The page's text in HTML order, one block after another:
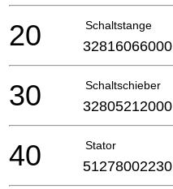
Schaltstange
20 32816066000
Schaltschieber
30 32805212000
Stator
40 51278002230